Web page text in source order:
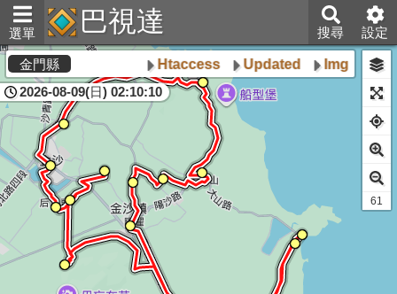
選單 巴視達 搜尋 設定
金門縣 Htaccess Updated Img Poly
2026-08-09(日) 02:10:10
60